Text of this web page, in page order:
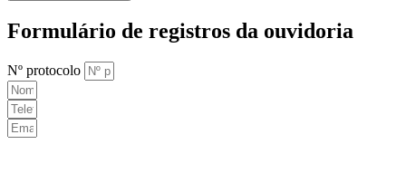
Formulário de registros da ouvidoria
Nº protocolo